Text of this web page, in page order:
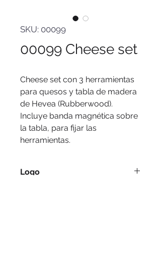
SKU: 00099
00099 Cheese set
Cheese set con 3 herramientas
para quesos y tabla de madera
de Hevea (Rubberwood).
Incluye banda magnética sobre
la tabla, para fijar las
herramientas.
Logo